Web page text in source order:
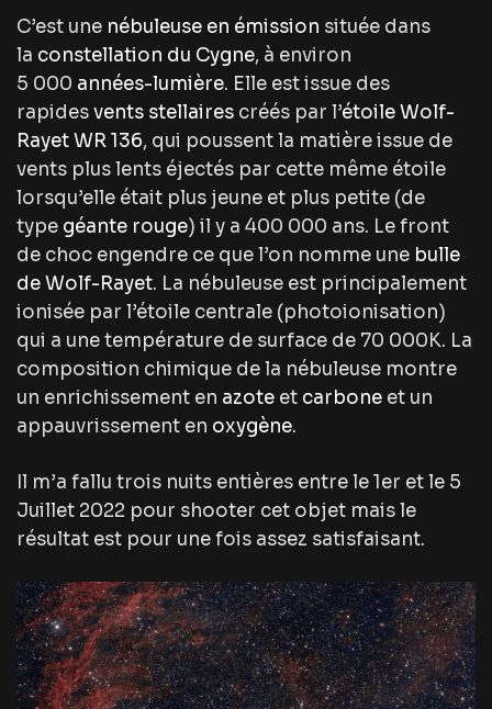
C’est une nébuleuse en émission située dans
la constellation du Cygne, à environ
5 000 années-lumière. Elle est issue des
rapidesvents stellaires créés par l’étoile Wolf-
RayetWR 136, qui poussent la matière issue de
vents plus lents éjectés par cette même étoile
lorsqu’elle était plus jeune et plus petite (de
type géante rouge) il y a 400 000 ans. Le front
de choc engendre ce que l’on nomme une bulle
de Wolf-Rayet. La nébuleuse est principalement
ionisée par l’étoile centrale (photoionisation)
qui a une température de surface de 70 000K. La
composition chimique de la nébuleuse montre
un enrichissement en azote et carbone et un
appauvrissement en oxygène.
Il m’a fallu trois nuits entières entre le 1er et le 5
Juillet 2022 pour shooter cet objet mais le
résultat est pour une fois assez satisfaisant.